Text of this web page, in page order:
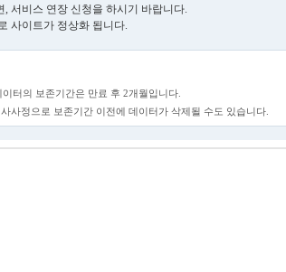
서비스 연장 신청을 하시기 바랍니다.
사이트가 정상화 됩니다.
터의 보존기간은 만료 후 2개월입니다.
사정으로 보존기간 이전에 데이터가 삭제될 수도 있습니다.